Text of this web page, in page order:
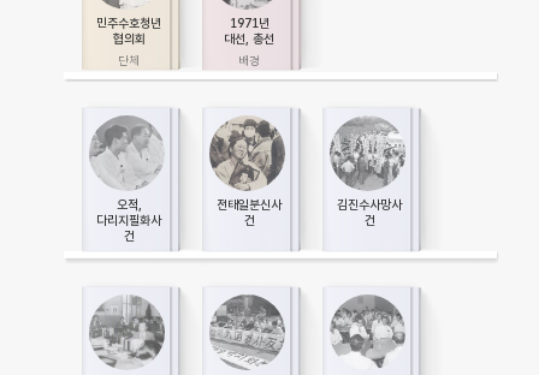
민주수호청년
협의회
1971년
대선, 총선
오적,
다리지필화사
건
전태일분신사
건
김진수사망사
건